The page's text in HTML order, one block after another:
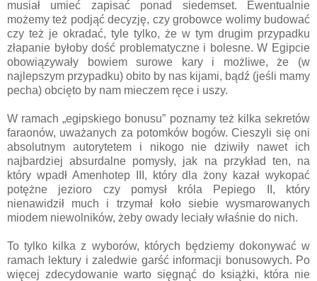
musiał umieć zapisać ponad siedemset. Ewentualnie
możemy też podjąć decyzję, czy grobowce wolimy budować
czy też je okradać, tyle tylko, że w tym drugim przypadku
złapanie byłoby dość problematyczne i bolesne. W Egipcie
obowiązywały bowiem surowe kary i możliwe, że (w
najlepszym przypadku) obito by nas kijami, bądź (jeśli mamy
pecha) obcięto by nam mieczem ręce i uszy.
W ramach „egipskiego bonusu” poznamy też kilka sekretów
faraonów, uważanych za potomków bogów. Cieszyli się oni
absolutnym autorytetem i nikogo nie dziwiły nawet ich
najbardziej absurdalne pomysły, jak na przykład ten, na
który wpadł Amenhotep III, który dla żony kazał wykopać
potężne jezioro czy pomysł króla Pepiego II, który
nienawidził much i trzymał koło siebie wysmarowanych
miodem niewolników, żeby owady leciały właśnie do nich.
To tylko kilka z wyborów, których będziemy dokonywać w
ramach lektury i zaledwie garść informacji bonusowych. Po
więcej zdecydowanie warto sięgnąć do książki, która nie